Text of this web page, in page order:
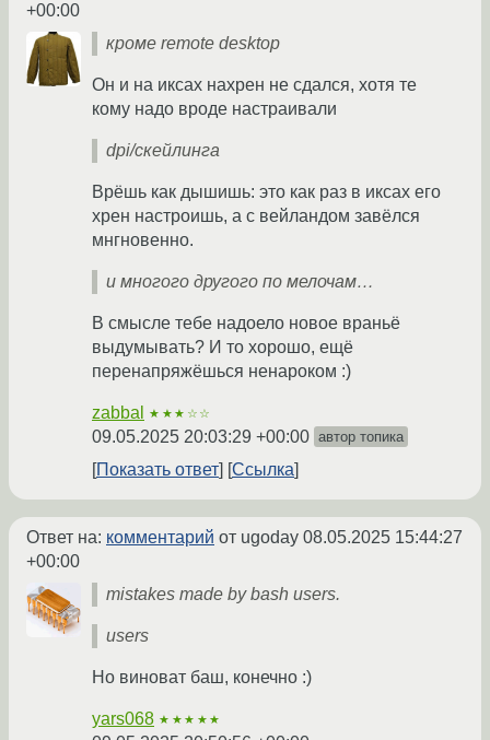
+00:00
кроме remote desktop
Он и на иксах нахрен не сдался, хотя те
кому надо вроде настраивали
dpi/скейлинга
Врёшь как дышишь: это как раз в иксах его
хрен настроишь, а с вейландом завёлся
мнгновенно.
и многого другого по мелочам…
В смысле тебе надоело новое враньё
выдумывать? И то хорошо, ещё
перенапряжёшься ненароком :)
zabbal ★★★☆☆
09.05.2025 20:03:29 +00:00 автор топика
Показать ответ Ссылка
Ответ на: комментарий от ugoday 08.05.2025 15:44:27
+00:00
mistakes made by bash users.
users
Но виноват баш, конечно :)
yars068 ★★★★★